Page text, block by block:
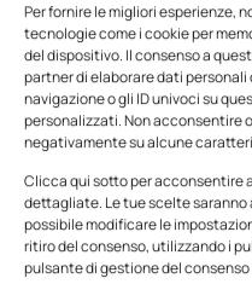
Per fornire le migliori esperienze,
tecnologie come i cookie per
del dispositivo. Il consenso a
partner di elaborare dati
navigazione o gli ID univoci su
personalizzati. Non acconsentire
negativamente su alcune
Clicca qui sotto per acconsentire
dettagliate. Le tue scelte
possibile modificare le
ritiro del consenso, utilizzando i
pulsante di gestione del
n.5 - Giugno 2026 n.4 -
Edicola Web
Notizie da